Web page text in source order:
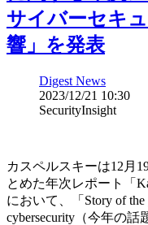
サイバーセキ
響」を発表
Digest News
2023/12/21 10:30
SecurityInsight
カスペルスキーは12月
とめた年次レポート「
において、「Story of the
cybersecurity（今年の